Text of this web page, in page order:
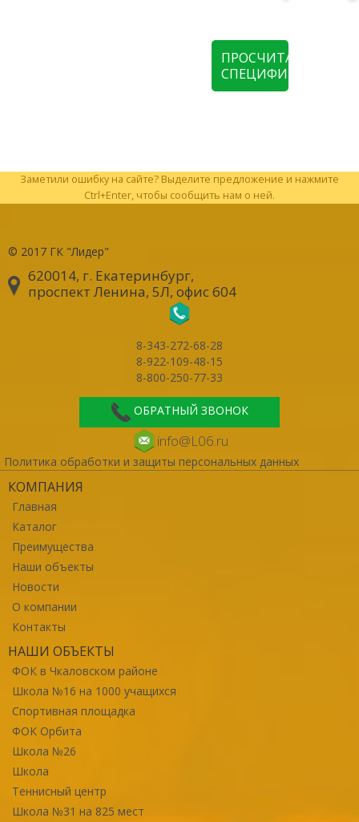
ПРОСЧИТАТЬ
СПЕЦИФИКАЦИЮ
Заметили ошибку на сайте? Выделите предложение и нажмите
Ctrl+Enter, чтобы сообщить нам о ней.
© 2017 ГК "Лидер"
620014, г. Екатеринбург,
проспект Ленина, 5Л, офис 604
8-343-272-68-28
8-922-109-48-15
8-800-250-77-33
ОБРАТНЫЙ ЗВОНОК
info@L06.ru
Политика обработки и защиты персональных данных
КОМПАНИЯ
Главная
Каталог
Преимущества
Наши объекты
Новости
О компании
Контакты
НАШИ ОБЪЕКТЫ
ФОК в Чкаловском районе
Школа №16 на 1000 учащихся
Спортивная площадка
ФОК Орбита
Школа №26
Школа
Теннисный центр
Школа №31 на 825 мест